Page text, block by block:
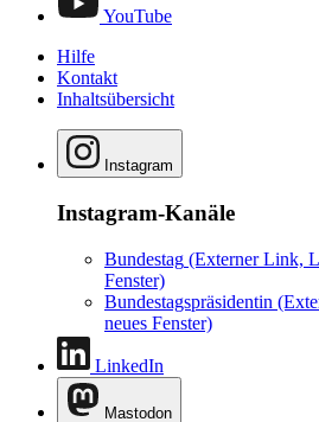
YouTube
Hilfe
Kontakt
Inhaltsübersicht
Instagram
Instagram-Kanäle
Bundestag (Externer Link,
Fenster)
Bundestagspräsidentin
neues Fenster)
LinkedIn
Mastodon